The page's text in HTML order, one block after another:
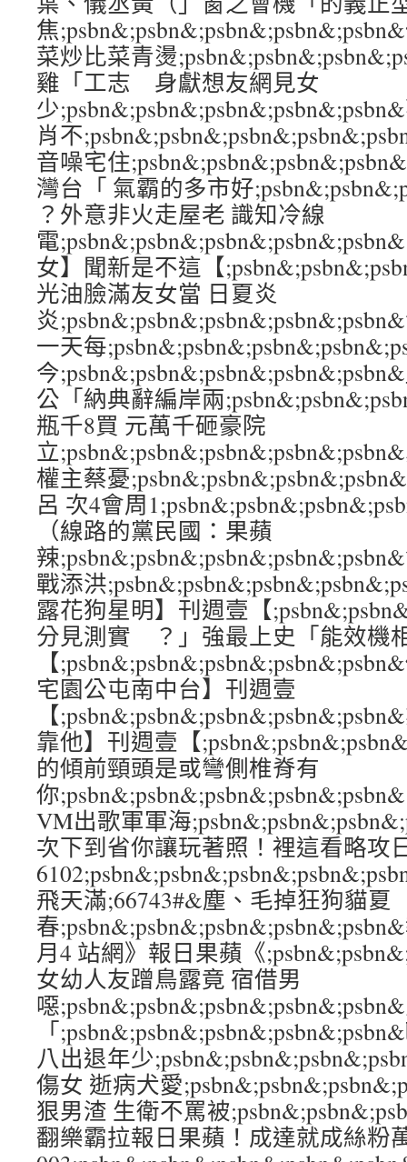
焦
菜炒比菜青燙
雞「工志 身獻想友網見女
少
肖不
音噪宅住
灣台「 氣霸的多市好
？外意非火走屋老 識知冷線
電
女】聞新是不這【
光油臉滿友女當 日夏炎
炎
一天每
今
公「納典辭編岸兩
瓶千8買 元萬千砸豪院
立
權主蔡憂
呂 次4會周
（線路的黨民國：果蘋
辣
戰添洪
露花狗星明】刊週壹【
分見測實 ？」強最上史「能效機
【
宅園公屯南中台】刊週壹
【
靠他】刊週壹【
的傾前頸頭是或彎側椎脊有
你
VM出歌軍軍海
次下到省你讓玩著照！裡這看略攻
飛天滿;66743#&塵、毛掉狂狗貓夏
春
月4 站網》報日果蘋《
女幼人友蹭鳥露竟 宿借男
噁
「
八出退年少
傷女 逝病犬愛
狠男渣 生衛不罵被
翻樂霸拉報日果蘋！成達就成絲粉